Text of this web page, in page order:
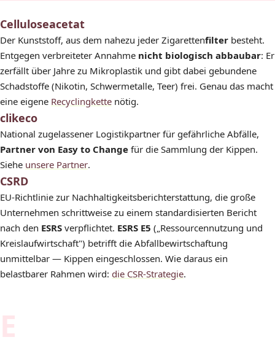
Celluloseacetat
Der Kunststoff, aus dem nahezu jeder Zigarettenfilter besteht.
Entgegen verbreiteter Annahme nicht biologisch abbaubar: Er
zerfällt über Jahre zu Mikroplastik und gibt dabei gebundene
Schadstoffe (Nikotin, Schwermetalle, Teer) frei. Genau das macht
eine eigene Recyclingkette nötig.
clikeco
National zugelassener Logistikpartner für gefährliche Abfälle,
Partner von Easy to Change für die Sammlung der Kippen.
Siehe unsere Partner.
CSRD
EU-Richtlinie zur Nachhaltigkeitsberichterstattung, die große
Unternehmen schrittweise zu einem standardisierten Bericht
nach den ESRS verpflichtet. ESRS E5 („Ressourcennutzung und
Kreislaufwirtschaft") betrifft die Abfallbewirtschaftung
unmittelbar — Kippen eingeschlossen. Wie daraus ein
belastbarer Rahmen wird: die CSR-Strategie.
E